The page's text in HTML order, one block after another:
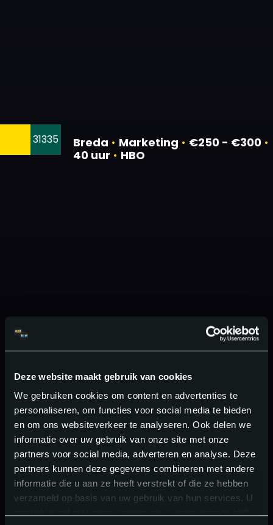
Deze website maakt gebruik van cookies
We gebruiken cookies om content en advertenties te
personaliseren, om functies voor social media te bieden
en om ons websiteverkeer te analyseren. Ook delen we
informatie over uw gebruik van onze site met onze
partners voor social media, adverteren en analyse. Deze
partners kunnen deze gegevens combineren met andere
informatie die u aan ze heeft verstrekt of die ze hebben
verzameld op basis van uw gebruik van hun services. U
Breda • Marketing • €250 - €300 •
40 uur • HBO
31335